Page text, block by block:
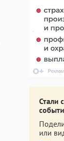
Стали
или